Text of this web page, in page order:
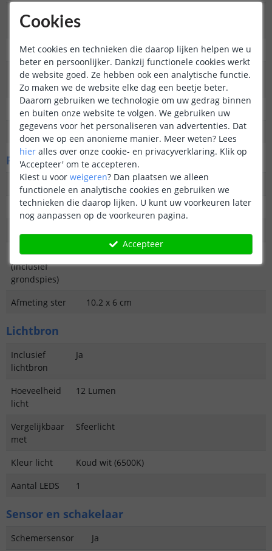
Type
buitenverlichting
Functie
Decoratief
Aantal lampen in
set
1
IP waarde
IP44 (Geschikt voor buiten)
Garantie
2 jaar
Fysieke kenmerken
Vormgeving/stijl
Modern
Materiaal
RVS
Hoogte
(inclusief
grondspies)
59 cm
Afmeting ster 10.2 x 6 cm
Lichtbron
Inclusief
lichtbron
Ja
Hoeveelheid
licht
12 Lumen
Vergelijkbaar
met
Sfeerlicht
Kleur licht
Koud wit (6500K)
Aantal LEDS
1
Sensor en schakelaar
Schemersensor
Ja
Cookies
Met cookies en technieken die daarop lijken helpen we u
beter en persoonlijker. Dankzij functionele cookies werkt
de website goed. Ze hebben ook een analytische functie.
Zo maken we de website elke dag een beetje beter.
Daarom gebruiken we technologie om uw gedrag binnen
en buiten onze website te volgen. We gebruiken uw
gegevens voor het personaliseren van advertenties. Dat
doen we op een anonieme manier. Meer weten? Lees
hier alles over onze cookie- en privacyverklaring. Klik op
'Accepteer' om te accepteren.
Kiest u voor weigeren? Dan plaatsen we alleen
functionele en analytische cookies en gebruiken we
technieken die daarop lijken. U kunt uw voorkeuren later
nog aanpassen op de voorkeuren pagina.
Accepteer